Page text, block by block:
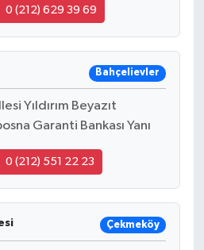
0 (212) 629 39 69
Bahçelievler
Yıldırım Beyazıt
Garanti Bankası Yanı
0 (212) 551 22 23
Çekmeköy